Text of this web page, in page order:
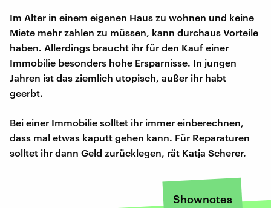
Im Alter in einem eigenen Haus zu wohnen und keine
Miete mehr zahlen zu müssen, kann durchaus Vorteile
haben. Allerdings braucht ihr für den Kauf einer
Immobilie besonders hohe Ersparnisse. In jungen
Jahren ist das ziemlich utopisch, außer ihr habt
geerbt.
Bei einer Immobilie solltet ihr immer einberechnen,
dass mal etwas kaputt gehen kann. Für Reparaturen
solltet ihr dann Geld zurücklegen, rät Katja Scherer.
Shownotes